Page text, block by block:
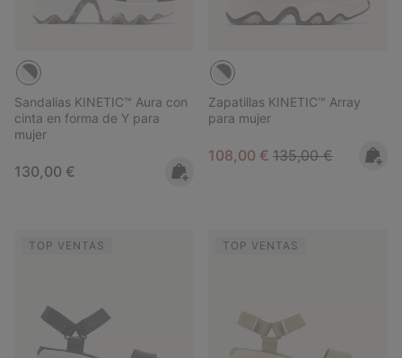
Sandalias KINETIC™ Aura con
cinta en forma de Y para
mujer
Regular price:
130,00 €
Zapatillas KINETIC™ Array
para mujer
Sale price:
108,00 € Regular price:
135,00 €
TOP VENTAS TOP VENTAS